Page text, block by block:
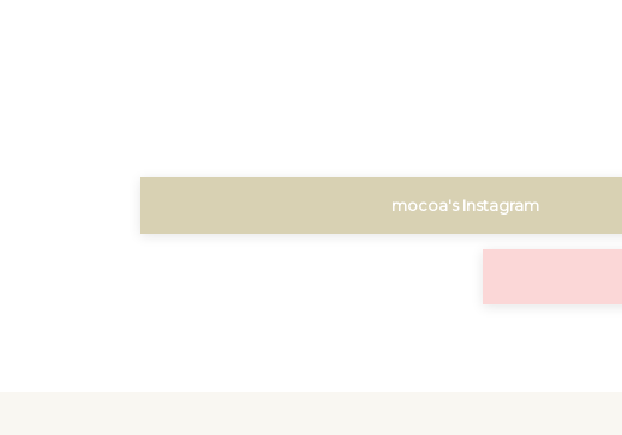
mocoa's Instagram